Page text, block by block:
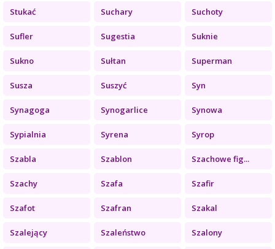
Stukać Suchary Suchoty
Sufler Sugestia Suknie
Sukno Sułtan Superman
Susza Suszyć Syn
Synagoga Synogarlice Synowa
Sypialnia Syrena Syrop
Szabla Szablon Szachowe fig...
Szachy Szafa Szafir
Szafot Szafran Szakal
Szalejący Szaleństwo Szalony